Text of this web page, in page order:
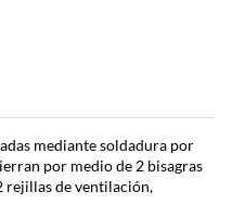
mediante soldadura por
por medio de 2 bisagras
rejillas de ventilación,